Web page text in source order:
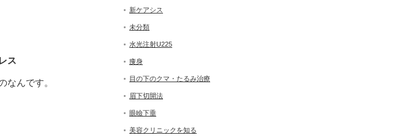
ス
なんです。
新ケアシス
未分類
水光注射U225
痩身
目の下のクマ・たるみ治療
眉下切開法
眼瞼下垂
美容クリニックを知る